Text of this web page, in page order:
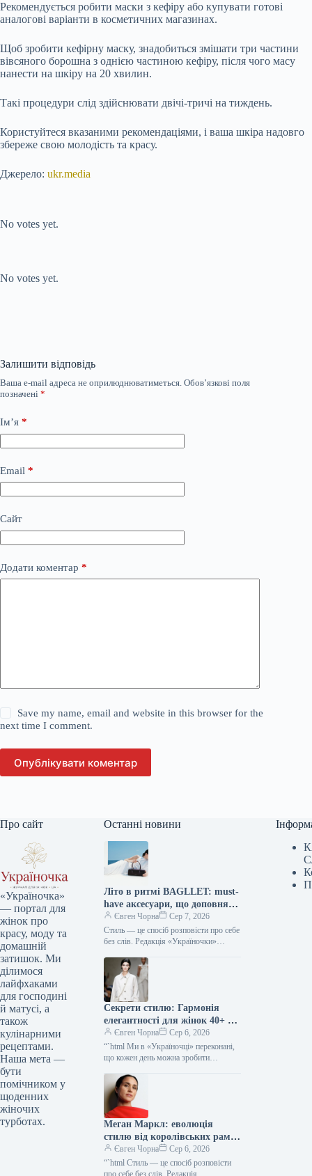
Рекомендується робити маски з кефіру або купувати готові
аналогові варіанти в косметичних магазинах.
Щоб зробити кефірну маску, знадобиться змішати три частини
вівсяного борошна з однією частиною кефіру, після чого масу
нанести на шкіру на 20 хвилин.
Такі процедури слід здійснювати двічі-тричі на тиждень.
Користуйтеся вказаними рекомендаціями, і ваша шкіра надовго
збереже свою молодість та красу.
Джерело: ukr.media
No votes yet.
No votes yet.
Залишити відповідь
Ваша e-mail адреса не оприлюднюватиметься. Обов’язкові поля
позначені *
Ім’я *
Email *
Сайт
Додати коментар *
Save my name, email and website in this browser for the
next time I comment.
Опублікувати коментар
Про сайт
«Україночка»
— портал для
жінок про
красу, моду та
домашній
затишок. Ми
ділимося
лайфхаками
для господині
й матусі, а
також
кулінарними
рецептами.
Наша мета —
бути
помічником у
щоденних
жіночих
турботах.
Останні новини
Літо в ритмі BAGLLET: must-
have аксесуари, що доповнять
твій фешн-образ
Євген Чорна
Сер 7, 2026
Стиль — це спосіб розповісти про себе
без слів. Редакція «Україночки»
тенденціями, і сьогодні ми
підготували…
Секрети стилю: Гармонія
елегантності для жінок 40+ від
топ-стилістки
Євген Чорна
Сер 6, 2026
“`html Ми в «Україночці» переконані,
що кожен день можна зробити
трішки натхнення. Сьогодні ми
розбираємося…
Меган Маркл: еволюція
стилю від королівських рамок
до тренду тихої розкоші
Євген Чорна
Сер 6, 2026
“`html Стиль — це спосіб розповісти
про себе без слів. Редакція